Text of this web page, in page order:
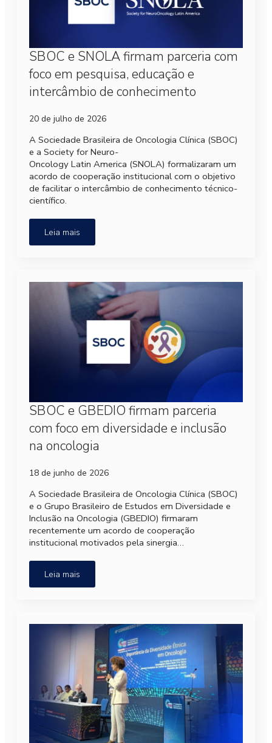
SBOC e SNOLA firmam parceria com
foco em pesquisa, educação e
intercâmbio de conhecimento
20 de julho de 2026
A Sociedade Brasileira de Oncologia Clínica (SBOC)
e a Society for Neuro-
Oncology Latin America (SNOLA) formalizaram um
acordo de cooperação institucional com o objetivo
de facilitar o intercâmbio de conhecimento técnico-
científico.
Leia mais
SBOC e GBEDIO firmam parceria
com foco em diversidade e inclusão
na oncologia
18 de junho de 2026
A Sociedade Brasileira de Oncologia Clínica (SBOC)
e o Grupo Brasileiro de Estudos em Diversidade e
Inclusão na Oncologia (GBEDIO) firmaram
recentemente um acordo de cooperação
institucional motivados pela sinergia…
Leia mais